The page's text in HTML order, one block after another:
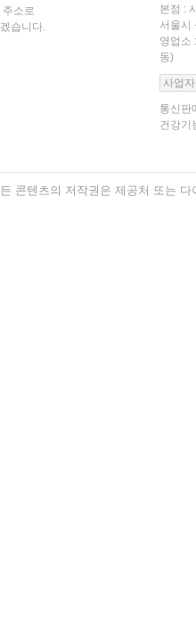
소로
습니다.
본점 :
서울시
영업소
동)
사업
통신판
건강기
콘텐츠의 저작권은 제공처 또는